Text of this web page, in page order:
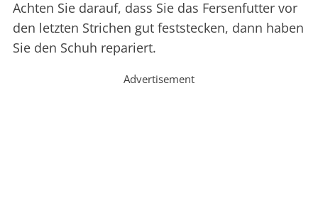
Achten Sie darauf, dass Sie das Fersenfutter vor
den letzten Strichen gut feststecken, dann haben
Sie den Schuh repariert.
Advertisement